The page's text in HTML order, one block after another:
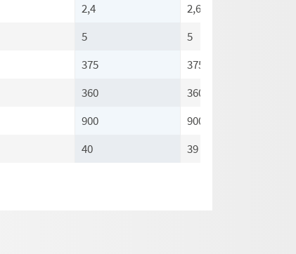
2,4 2,6
5 5
375 375
360 360
900 900
40 39